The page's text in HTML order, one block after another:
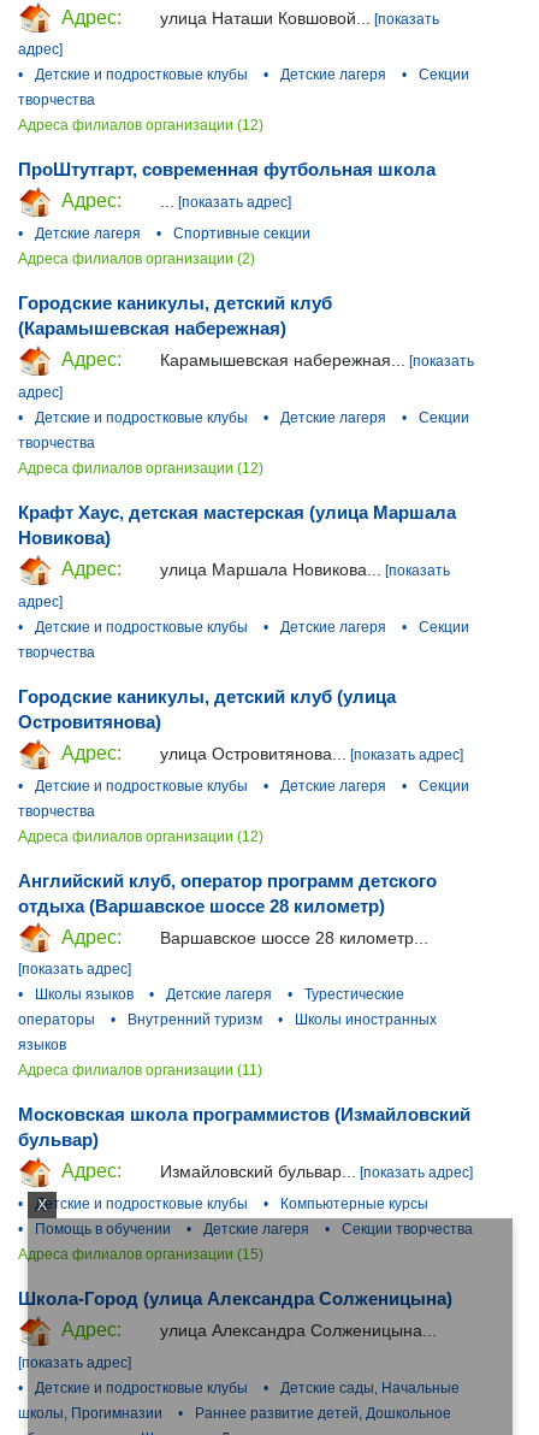
X
Адрес:
улица Наташи Ковшовой...
[показать
адрес]
•
Детские и подростковые клубы • Детские лагеря •
Секции
творчества
Адреса филиалов организации (12)
ПроШтутгарт, современная футбольная школа
Адрес:
... [показать адрес]
•
Детские лагеря •
Спортивные секции
Адреса филиалов организации (2)
Городские каникулы, детский клуб
(Карамышевская набережная)
Адрес:
Карамышевская набережная... [показать
адрес]
•
Детские и подростковые клубы • Детские лагеря •
Секции
творчества
Адреса филиалов организации (12)
Крафт Хаус, детская мастерская (улица Маршала
Новикова)
Адрес:
улица Маршала Новикова...
[показать
адрес]
•
Детские и подростковые клубы • Детские лагеря •
Секции
творчества
Городские каникулы, детский клуб (улица
Островитянова)
Адрес:
улица Островитянова...
[показать адрес]
•
Детские и подростковые клубы • Детские лагеря •
Секции
творчества
Адреса филиалов организации (12)
Английский клуб, оператор программ детского
отдыха (Варшавское шоссе 28 километр)
Адрес:
Варшавское шоссе 28 километр...
[показать адрес]
•
Школы языков • Детские лагеря •
Турестические
операторы
• Внутренний туризм •
Школы иностранных
языков
Адреса филиалов организации (11)
Московская школа программистов (Измайловский
бульвар)
Адрес:
Измайловский бульвар... [показать адрес]
•
Детские и подростковые клубы •
Компьютерные курсы
•
Помощь в обучении • Детские лагеря •
Секции творчества
Адреса филиалов организации (15)
Школа-Город (улица Александра Солженицына)
Адрес:
улица Александра Солженицына...
[показать адрес]
•
Детские и подростковые клубы •
Детские сады, Начальные
школы, Прогимназии
•
Раннее развитие детей, Дошкольное